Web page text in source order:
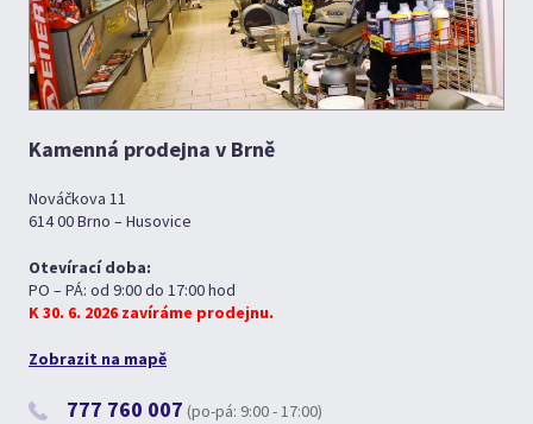
Kamenná prodejna v Brně
Nováčkova 11
614 00 Brno – Husovice
Otevírací doba:
PO – PÁ: od 9:00 do 17:00 hod
K 30. 6. 2026 zavíráme prodejnu.
Zobrazit na mapě
777 760 007 (po-pá: 9:00 - 17:00)